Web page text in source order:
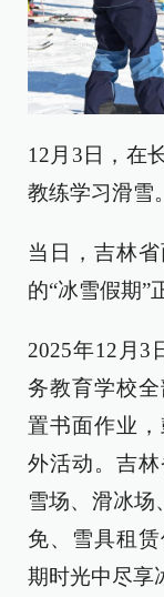
12月3日，在
教练学习滑雪。
当日，吉林
的“冰雪假期”
2025年12月3
务教育学校
置书面作业
外活动。吉
雪场、滑冰场
免、雪具租
期时光中尽享